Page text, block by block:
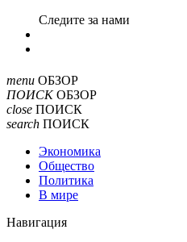
Cледите за нами
menu ОБЗОР
ПОИСК ОБЗОР
close ПОИСК
search ПОИСК
Экономика
Общество
Политика
В мире
Навигация